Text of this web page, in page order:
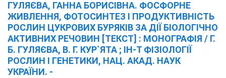
ГУЛЯЄВА, ГАННА БОРИСІВНА. ФОСФОРНЕ
ЖИВЛЕННЯ, ФОТОСИНТЕЗ І ПРОДУКТИВНІСТЬ
РОСЛИН ЦУКРОВИХ БУРЯКІВ ЗА ДІЇ БІОЛОГІЧНО
АКТИВНИХ РЕЧОВИН [ТЕКСТ] : МОНОГРАФІЯ / Г.
Б. ГУЛЯЄВА, В. Г. КУР`ЯТА ; ІН-Т ФІЗІОЛОГІЇ
РОСЛИН І ГЕНЕТИКИ, НАЦ. АКАД. НАУК
УКРАЇНИ. -